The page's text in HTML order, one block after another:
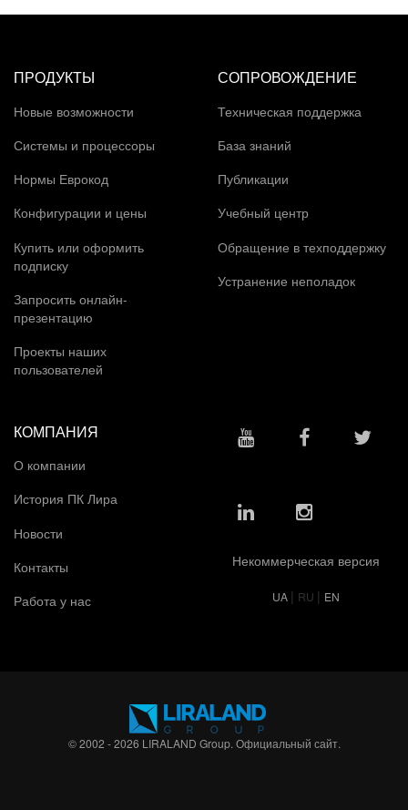
ПРОДУКТЫ
Новые возможности
Системы и процессоры
Нормы Еврокод
Конфигурации и цены
Купить или оформить
подписку
Запросить онлайн-
презентацию
Проекты наших
пользователей
СОПРОВОЖДЕНИЕ
Техническая поддержка
База знаний
Публикации
Учебный центр
Обращение в техподдержку
Устранение неполадок
КОМПАНИЯ
О компании
История ПК Лира
Новости
Контакты
Работа у нас
Некоммерческая версия
UA | RU | EN
© 2002 - 2026 LIRALAND Group. Официальный сайт.